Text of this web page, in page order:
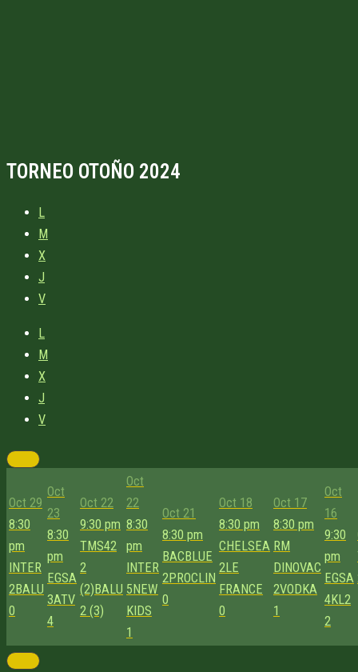
TORNEO OTOÑO 2024
L
M
X
J
V
L
M
X
J
V
Oct 29
8:30
pm
INTER
2BALU
0
Oct
23
8:30
pm
EGSA
3ATV
4
Oct 22
9:30 pm
TMS42
2
(2)BALU
2 (3)
Oct
22
8:30
pm
INTER
5NEW
KIDS
1
Oct 21
8:30 pm
BACBLUE
2PROCLIN
0
Oct 18
8:30 pm
CHELSEA
2LE
FRANCE
0
Oct 17
8:30 pm
RM
DINOVAC
2VODKA
1
Oct
16
9:30
pm
EGSA
4KL2
2